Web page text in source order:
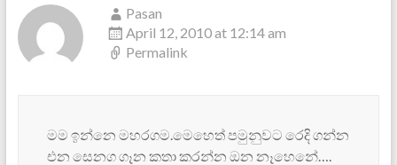
Pasan
April 12, 2010 at 12:14 am
Permalink
මම ඉන්නෙ මහරගම.මෙහෙත් පමුනුවට රෙදි ගන්න
එන සෙනග ගෑන කතා කරන්න ඔන නෑහෙනේ….